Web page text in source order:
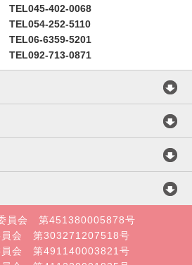
TEL045-402-0068
TEL054-252-5110
TEL06-6359-5201
TEL092-713-0871
ン
員会 第451380005878号
員会 第303271207518号
員会 第491140003821号